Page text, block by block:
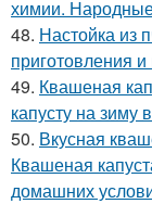
химии. Народные
48. Настойка из
приготовления
49. Квашеная
капусту на зиму
50. Вкусная
Квашеная
домашних